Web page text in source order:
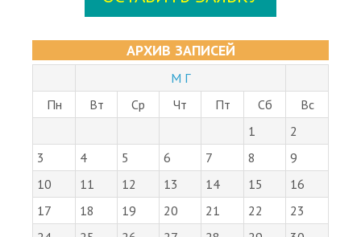
М Г
Пн
Вт Ср Чт Пт Сб
Вс
1
2
3
4 5 6 7 8
9
10
11 12 13 14 15
16
17
18 19 20 21 22
23
24
25 26 27 28 29
30